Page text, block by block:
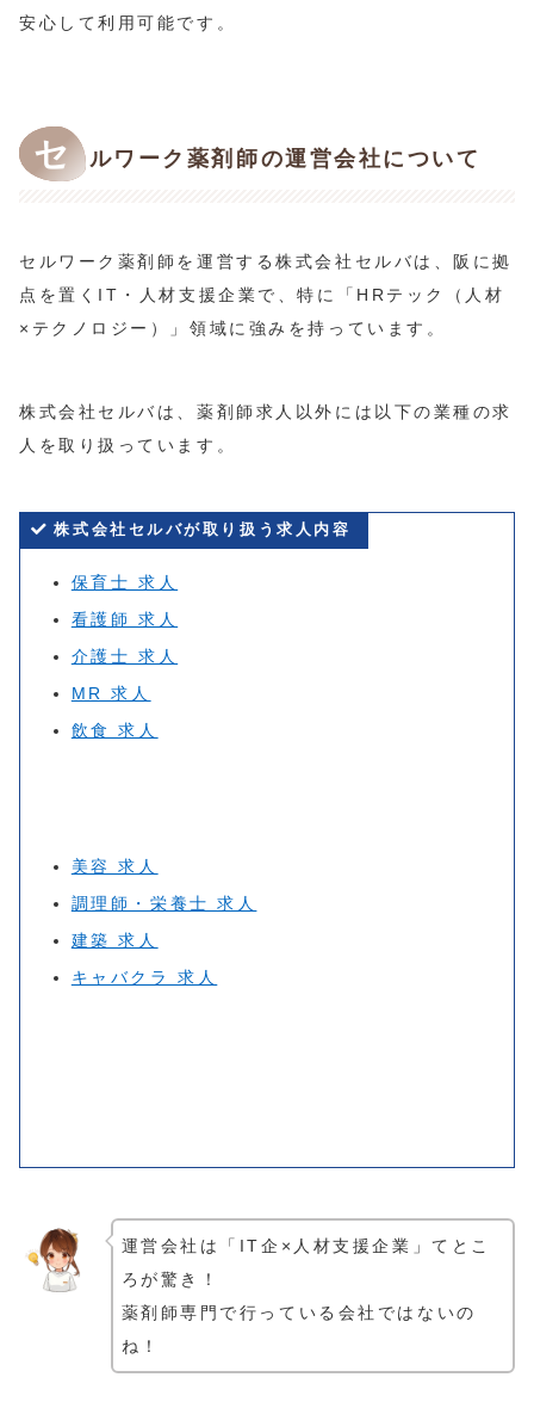
安心して利用可能です。
セ ルワーク薬剤師の運営会社について
セルワーク薬剤師を運営する株式会社セルバは、阪に拠
点を置くIT・人材支援企業で、特に「HRテック（人材
×テクノロジー）」領域に強みを持っています。
株式会社セルバは、薬剤師求人以外には以下の業種の求
人を取り扱っています。
株式会社セルバが取り扱う求人内容
保育士 求人
看護師 求人
介護士 求人
MR 求人
飲食 求人
美容 求人
調理師・栄養士 求人
建築 求人
キャバクラ 求人
運営会社は「IT企×人材支援企業」てとこ
ろが驚き！
薬剤師専門で行っている会社ではないの
ね！